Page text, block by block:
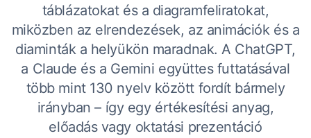
táblázatokat és a diagramfeliratokat,
miközben az elrendezések, az animációk és a
diaminták a helyükön maradnak. A ChatGPT,
a Claude és a Gemini együttes futtatásával
több mint 130 nyelv között fordít bármely
irányban – így egy értékesítési anyag,
előadás vagy oktatási prezentáció